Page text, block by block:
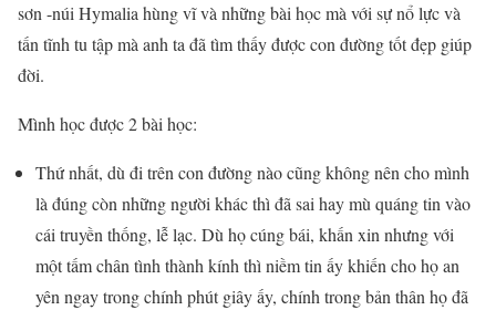
sơn -núi Hymalia hùng vĩ và những bài học mà với sự nổ lực và
tấn tĩnh tu tập mà anh ta đã tìm thấy được con đường tốt đẹp giúp
đời.
Mình học được 2 bài học:
Thứ nhất, dù đi trên con đường nào cũng không nên cho mình
là đúng còn những người khác thì đã sai hay mù quáng tin vào
cái truyền thống, lễ lạc. Dù họ cúng bái, khấn xin nhưng với
một tấm chân tình thành kính thì niềm tin ấy khiến cho họ an
yên ngay trong chính phút giây ấy, chính trong bản thân họ đã